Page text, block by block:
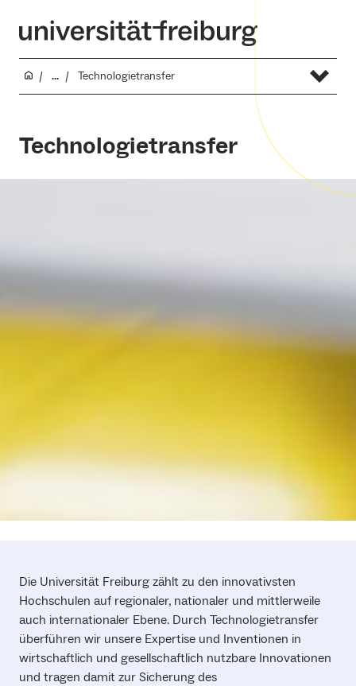
... Technologietransfer
Technologietransfer
Die Universität Freiburg zählt zu den innovativsten
Hochschulen auf regionaler, nationaler und mittlerweile
auch internationaler Ebene. Durch Technologietransfer
überführen wir unsere Expertise und Inventionen in
wirtschaftlich und gesellschaftlich nutzbare Innovationen
und tragen damit zur Sicherung des